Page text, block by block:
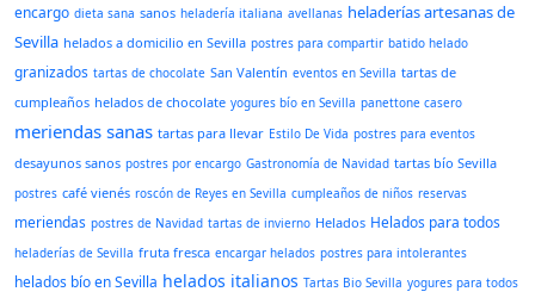
encargo dieta sana sanos heladería italiana avellanas heladerías artesanas de
Sevilla helados a domicilio en Sevilla postres para compartir batido helado
granizados tartas de chocolate San Valentín eventos en Sevilla tartas de
cumpleaños helados de chocolate yogures bío en Sevilla panettone casero
meriendas sanas tartas para llevar Estilo De Vida postres para eventos
desayunos sanos postres por encargo Gastronomía de Navidad tartas bío Sevilla
postres café vienés roscón de Reyes en Sevilla cumpleaños de niños reservas
meriendas postres de Navidad tartas de invierno Helados Helados para todos
heladerías de Sevilla fruta fresca encargar helados postres para intolerantes
helados bío en Sevilla helados italianos Tartas Bio Sevilla yogures para todos